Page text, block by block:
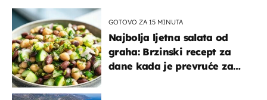
GOTOVO ZA 15 MINUTA
Najbolja ljetna salata od
graha: Brzinski recept za
dane kada je prevruće za